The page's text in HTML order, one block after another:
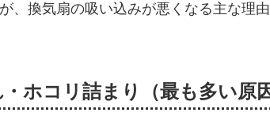
、換気扇の吸い込みが悪くなる主な理
ホコリ詰まり（最も多い原